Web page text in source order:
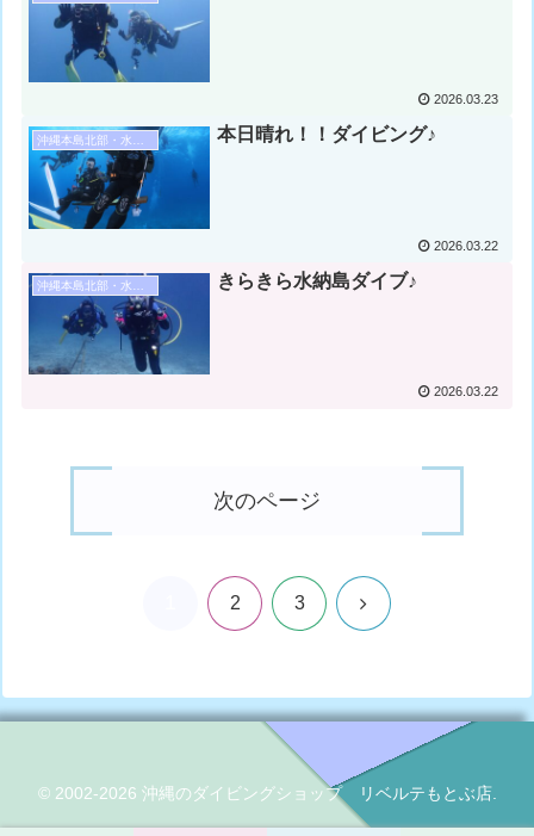
2026.03.23
本日晴れ！！ダイビング♪
2026.03.22
沖縄本島北部・水納島・瀬底島ダイビング きらきら水納島ダイブ♪
2026.03.22
次のページ
2 3 次
© 2002-2026 沖縄のダイビングショップ リベルテもとぶ店.